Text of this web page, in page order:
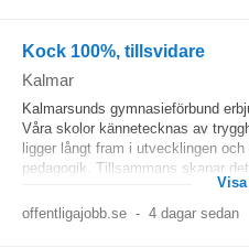
Kock 100%, tillsvidare
Kalmar
Kalmarsunds gymnasieförbund
Våra skolor kännetecknas av
ligger långt fram i utvecklingen
pedagogik. Tillsammans skapar
offentligajobb.se - 4 dagar sedan